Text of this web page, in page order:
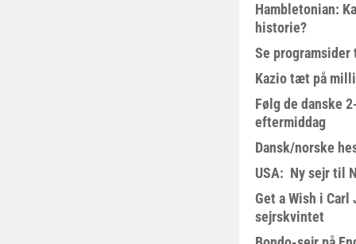
Hambletonian:
historie?
Se
Kazio tæt på
Følg de danske
eftermiddag
Dansk/norske
USA: Ny sejr til
Get a Wish i Carl
sejrskvintet